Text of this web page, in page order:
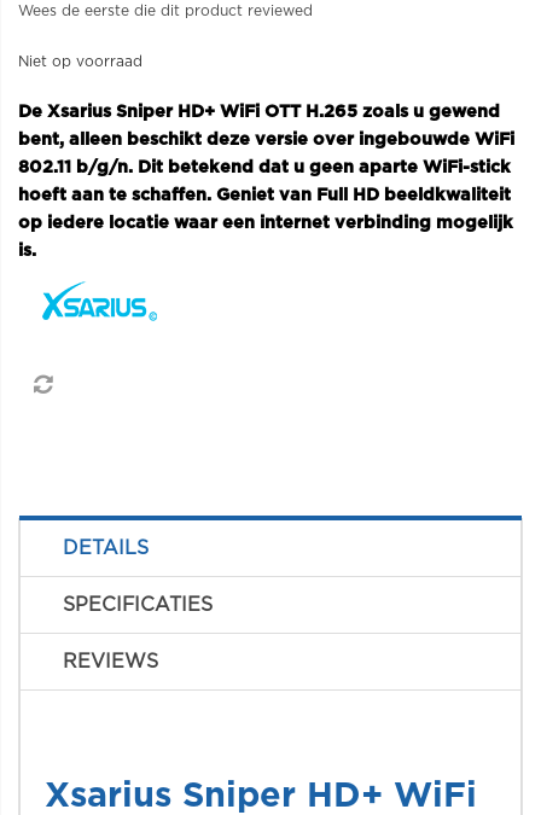
Wees de eerste die dit product reviewed
Niet op voorraad
De Xsarius Sniper HD+ WiFi OTT H.265 zoals u gewend
bent, alleen beschikt deze versie over ingebouwde WiFi
802.11 b/g/n. Dit betekend dat u geen aparte WiFi-stick
hoeft aan te schaffen. Geniet van Full HD beeldkwaliteit
op iedere locatie waar een internet verbinding mogelijk
is.
DETAILS
SPECIFICATIES
REVIEWS
Xsarius Sniper HD+ WiFi